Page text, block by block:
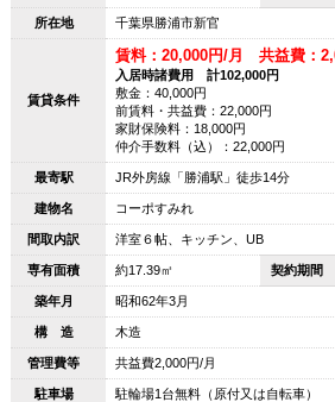
所在地 千葉県勝浦市新官
賃貸条件
賃料：20,000円/月 共益費：
入居時諸費用 計102,000円
敷金：40,000円
前賃料・共益費：22,000円
家財保険料：18,000円
仲介手数料（込）：22,000円
最寄駅 JR外房線「勝浦駅」徒歩14分
建物名 コーポすみれ
間取内訳 洋室６帖、キッチン、UB
専有面積 約17.39㎡ 契約期間
築年月 昭和62年3月
構 造 木造
管理費等 共益費2,000円/月
駐車場 駐輪場1台無料（原付又は自転車）